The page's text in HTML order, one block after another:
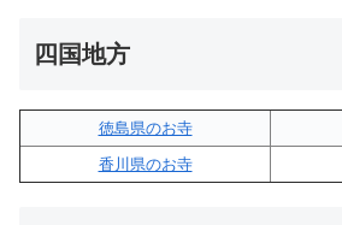
四国地方
徳島県のお寺
香川県のお寺